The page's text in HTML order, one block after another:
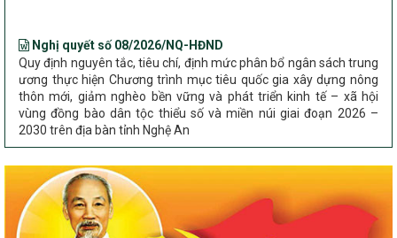
Quy định nguyên tắc, tiêu chí, định mức phân bổ ngân sách trung
ương thực hiện Chương trình mục tiêu quốc gia xây dựng nông
thôn mới, giảm nghèo bền vững và phát triển kinh tế – xã hội
vùng đồng bào dân tộc thiểu số và miền núi giai đoạn 2026 –
2030 trên địa bàn tỉnh Nghệ An
Chỉ Thị số 22-CT/TU
nông thôn mới, giảm nghèo bền vững và phát triển kinh tế – xã
hội vùng đồng bào dân tộc thiểu số và miền núi giai đoạn 2026 –
2030 trên địa bàn tỉnh Nghệ An
Quyết định số 2490/QĐ-UBND